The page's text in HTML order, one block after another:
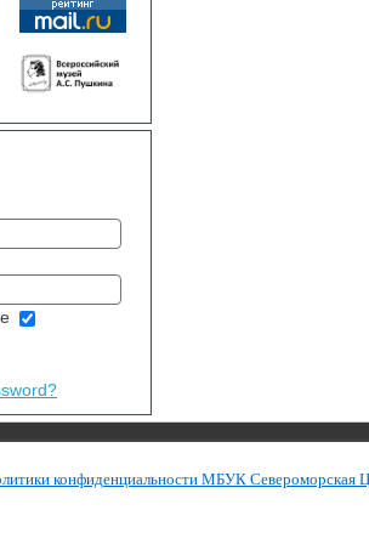
конфиденциальности МБУК Североморская